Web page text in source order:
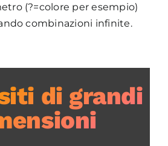
(?=colore per esempio)
combinazioni infinite.
di grandi